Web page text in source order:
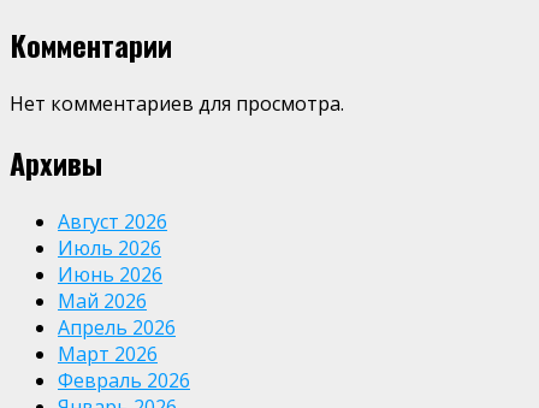
Комментарии
Нет комментариев для просмотра.
Архивы
Август 2026
Июль 2026
Июнь 2026
Май 2026
Апрель 2026
Март 2026
Февраль 2026